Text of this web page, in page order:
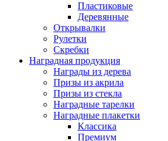
Пластиковые
Деревянные
Открывалки
Рулетки
Скребки
Наградная продукция
Награды из дерева
Призы из акрила
Призы из стекла
Наградные тарелки
Наградные плакетки
Классика
Премиум